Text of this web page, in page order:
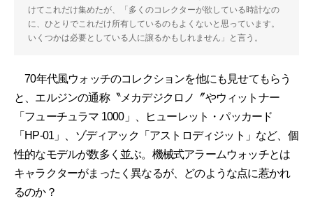
けてこれだけ集めたが、「多くのコレクターが欲している時計なの
に、ひとりでこれだけ所有しているのもよくないと思っています。
いくつかは必要としている人に譲るかもしれません」と言う。
70年代風ウォッチのコレクションを他にも見せてもらう
と、エルジンの通称〝メカデジクロノ〞やウィットナー
「フューチュラマ 1000」、ヒューレット・パッカード
「HP-01」、ゾディアック「アストロディジット」など、個
性的なモデルが数多く並ぶ。機械式アラームウォッチとは
キャラクターがまったく異なるが、どのような点に惹かれ
るのか？